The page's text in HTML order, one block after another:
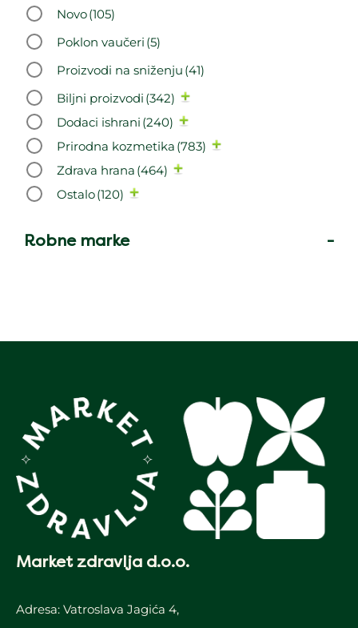
Novo(105)
Poklon vaučeri (5)
Proizvodi na sniženju (41)
Biljni proizvodi (342)
Dodaci ishrani (240)
Prirodna kozmetika (783)
Zdrava hrana (464)
Ostalo(120)
Robne marke -
Market zdravlja d.o.o.
Adresa: Vatroslava Jagića 4,